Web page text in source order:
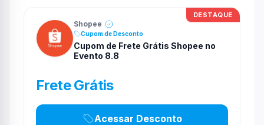
DESTAQUE
Shopee
Cupom de Desconto
Cupom de Frete Grátis Shopee no
Evento 8.8
Frete Grátis
Acessar Desconto